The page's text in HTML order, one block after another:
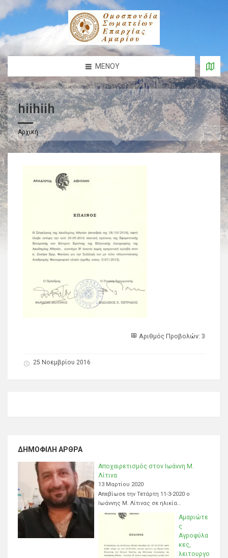
ΜΕΝΟΎ
hiihiih
Αρχική
Αριθμός Προβολών: 3
25 Νοεμβρίου 2016
ΔΗΜΟΦΙΛΉ ΆΡΘΡΑ
Αποχαιρετισμός στον Ιωάννη Μ.
Λίτινα
13 Μαρτίου 2020
Απεβίωσε την Τετάρτη 11-3-2020 ο
Ιωάννης Μ. Λίτινας σε ηλικία…
Αμαριώτε
ς
Αγροφύλα
κες,
λειτουργο